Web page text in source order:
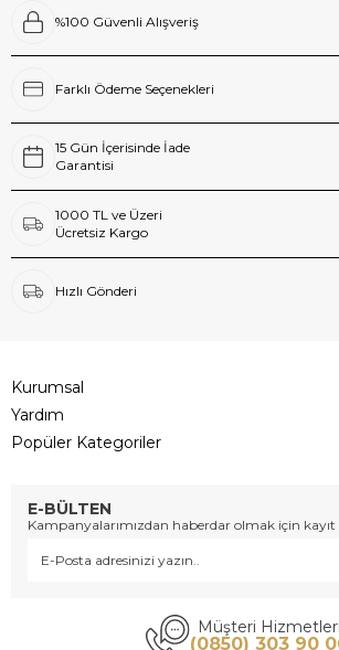
%100 Güvenli Alışveriş
Farklı Ödeme Seçenekleri
15 Gün İçerisinde İade
Garantisi
1000 TL ve Üzeri
Ücretsiz Kargo
Hızlı Gönderi
Kurumsal
Yardım
Popüler Kategoriler
E-BÜLTEN
Kampanyalarımızdan haberdar olmak için kayıt
Müşteri Hizmetleri
(0850) 303 90